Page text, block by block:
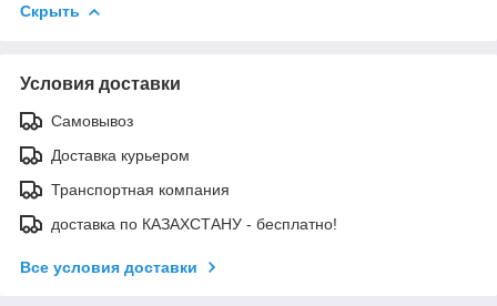
Скрыть
Условия доставки
Самовывоз
Доставка курьером
Транспортная компания
доставка по КАЗАХСТАНУ - бесплатно!
Все условия доставки